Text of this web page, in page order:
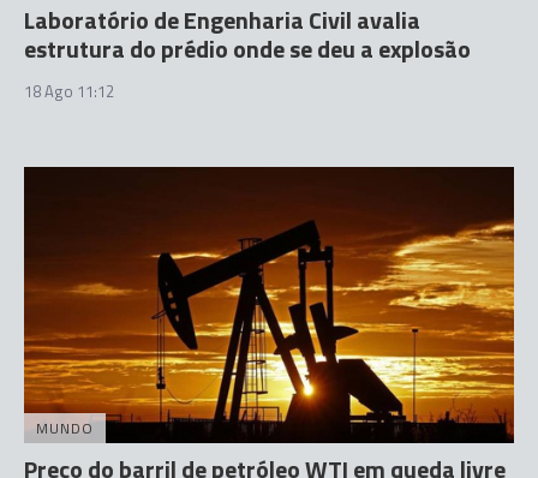
Laboratório de Engenharia Civil avalia
estrutura do prédio onde se deu a explosão
18 Ago 11:12
MUNDO
Preço do barril de petróleo WTI em queda livre